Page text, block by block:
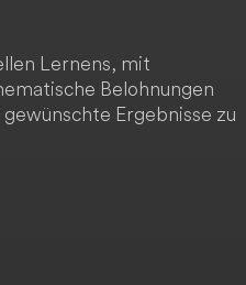
Lernens, mit
Belohnungen
Ergebnisse zu